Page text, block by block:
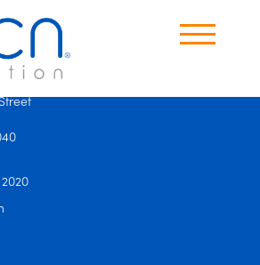
2020